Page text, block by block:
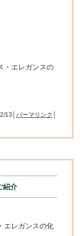
・エレガンスの
13│ パーマリンク
紹介
エレガンスの化